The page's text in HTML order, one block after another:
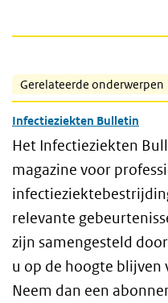
Gerelateerde onderwerpen
Infectieziekten Bulletin
Het Infectieziekten
magazine voor
relevante
zijn samengesteld
u op de hoogte blijven
Neem dan een